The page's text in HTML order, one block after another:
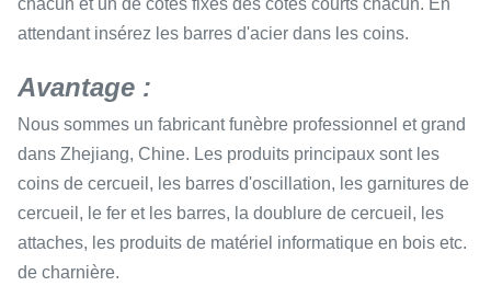
chacun et un de côtés fixes des côtés courts chacun. En
attendant insérez les barres d'acier dans les coins.
Avantage :
Nous sommes un fabricant funèbre professionnel et grand
dans Zhejiang, Chine. Les produits principaux sont les
coins de cercueil, les barres d'oscillation, les garnitures de
cercueil, le fer et les barres, la doublure de cercueil, les
attaches, les produits de matériel informatique en bois etc.
de charnière.